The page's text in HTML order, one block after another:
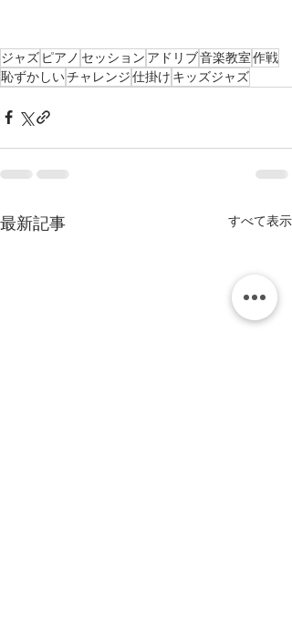
ジャズ ピアノ セッション アドリブ音楽教室作戦
恥ずかしいチャレンジ仕掛け キッズジャズ
最新記事 すべて表示